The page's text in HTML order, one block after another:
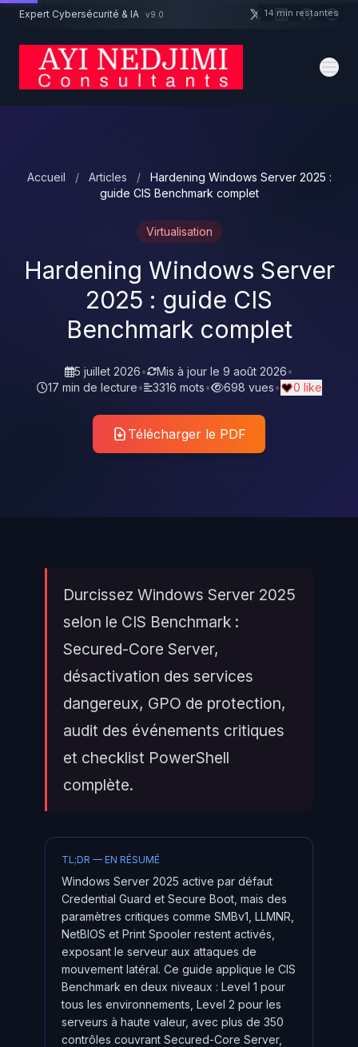
Aller au contenu principal
Expert Cybersécurité & IA v9.0
Accueil / Articles /
Hardening Windows Server 2025 :
guide CIS Benchmark complet
Virtualisation
Hardening Windows Server
2025 : guide CIS
Benchmark complet
5 juillet 2026• Mis à jour le 9 août 2026•
17 min de lecture• 3316 mots• 698 vues• 0 like
Télécharger le PDF
Durcissez Windows Server 2025
selon le CIS Benchmark :
Secured-Core Server,
désactivation des services
dangereux, GPO de protection,
audit des événements critiques
et checklist PowerShell
complète.
TL;DR — EN RÉSUMÉ
Windows Server 2025 active par défaut
Credential Guard et Secure Boot, mais des
paramètres critiques comme SMBv1, LLMNR,
NetBIOS et Print Spooler restent activés,
exposant le serveur aux attaques de
mouvement latéral. Ce guide applique le CIS
Benchmark en deux niveaux : Level 1 pour
tous les environnements, Level 2 pour les
serveurs à haute valeur, avec plus de 350
contrôles couvrant Secured-Core Server,
Un projet cybersécurité ? 14 min restantes